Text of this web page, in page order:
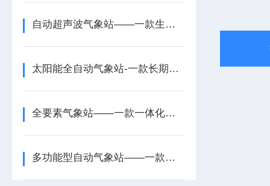
自动超声波气象站——一款生态系统保护的超声波一体式气象站系统2025+派+送
太阳能全自动气象站-一款长期趋势分析的一体化多参数超声波气象站2025派+送
全要素气象站——一款一体化多参数超声波气象站2025全+境+派+送
多功能型自动气象站——一款那叫一个绝的自动超声波气象站2025全+境+派+送